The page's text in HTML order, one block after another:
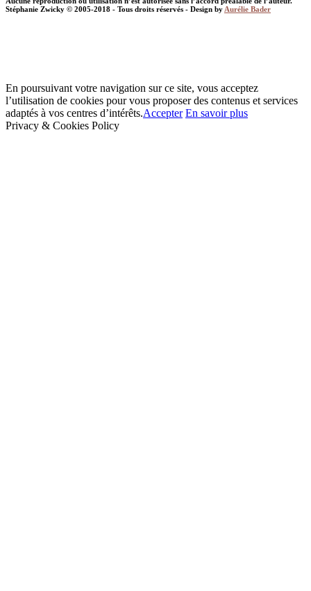
Stéphanie Zwicky © 2005-2018 - Tous droits réservés - Design by Aurélie Bader
En poursuivant votre navigation sur ce site, vous acceptez
l’utilisation de cookies pour vous proposer des contenus et services
adaptés à vos centres d’intérêts.Accepter En savoir plus
Privacy & Cookies Policy